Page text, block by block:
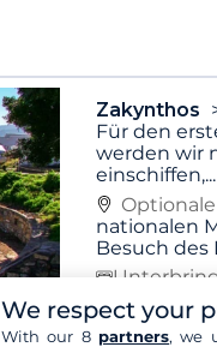
Zakynthos
Für den
werden wir
einschiffen,...
nationalen
Besuch des
Boot
Frühstück
We respect your
With our 8 partners, we